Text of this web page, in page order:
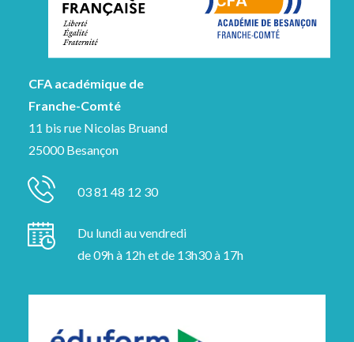
CFA académique de
Franche-Comté
11 bis rue Nicolas Bruand
25000 Besançon
03 81 48 12 30
Du lundi au vendredi
de 09h à 12h et de 13h30 à 17h